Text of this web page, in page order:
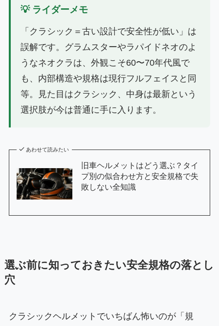
💡 ライダーメモ
「クラシック＝古い設計で安全性が低い」は
誤解です。グラムスターやラパイドネオのよ
うなネオクラは、外観こそ60〜70年代風で
も、内部構造や規格は現行フルフェイスと同
等。見た目はクラシック、中身は最新という
選択肢が今は普通に手に入ります。
あわせて読みたい
旧車ヘルメットはどう選ぶ？タイ
プ別の似合わせ方と安全規格で失
敗しない全知識
選ぶ前に知っておきたい安全規格の落とし
穴
クラシックヘルメットでいちばん怖いのが「規